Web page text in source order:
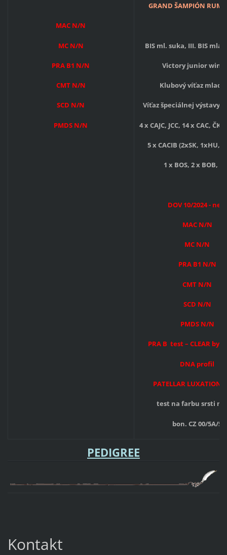
MAC N/N
MC N/N
PRA B1 N/N
CMT N/N
SCD N/N
PMDS N/N
GRAND ŠAMPIÓN
BIS ml. suka, III. BIS
Victory junior
Klubový víťaz
Víťaz špeciálnej výstavy
4 x CAJC, JCC, 14 x CAC,
5 x CACIB (2xSK, 1xHU,
1 x BOS, 2 x BOB,
DOV 10/2024 - neg.
MAC N/N
MC N/N
PRA B1 N/N
CMT N/N
SCD N/N
PMDS N/N
PRA B test – CLEAR by
DNA profil
PATELLAR LUXATION -
test na farbu srsti
bon. CZ 00/5A/5
PEDIGREE
Kontakt